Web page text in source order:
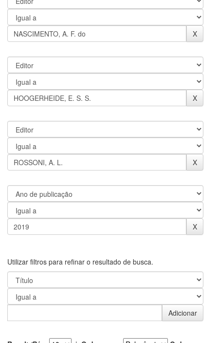
Utilizar filtros para refinar o resultado de busca.